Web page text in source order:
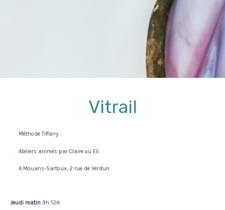
Vitrail
Méthode Tiffany
Ateliers animés par Claire ou Eli
A Mouans-Sartoux, 2 rue de Verdun
Jeudi matin 9h 12H